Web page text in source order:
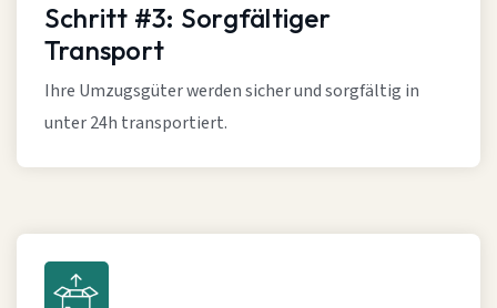
Schritt #3: Sorgfältiger
Transport
Ihre Umzugsgüter werden sicher und sorgfältig in
unter 24h transportiert.